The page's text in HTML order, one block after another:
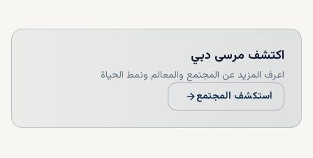
اكتشف مرسى دبي
اعرف المزيد عن المجتمع والمعالم ونمط الحياة
استكشف المجتمع